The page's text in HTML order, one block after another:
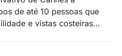
de até 10 pessoas que
e vistas costeiras